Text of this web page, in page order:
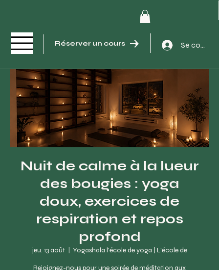
Réserver un cours Se
Nuit de calme à la lueur
des bougies : yoga
doux, exercices de
respiration et repos
profond
jeu. 13 août
  |
Yogashala l'école de yoga | L'école de
Rejoignez-nous pour une soirée de méditation aux